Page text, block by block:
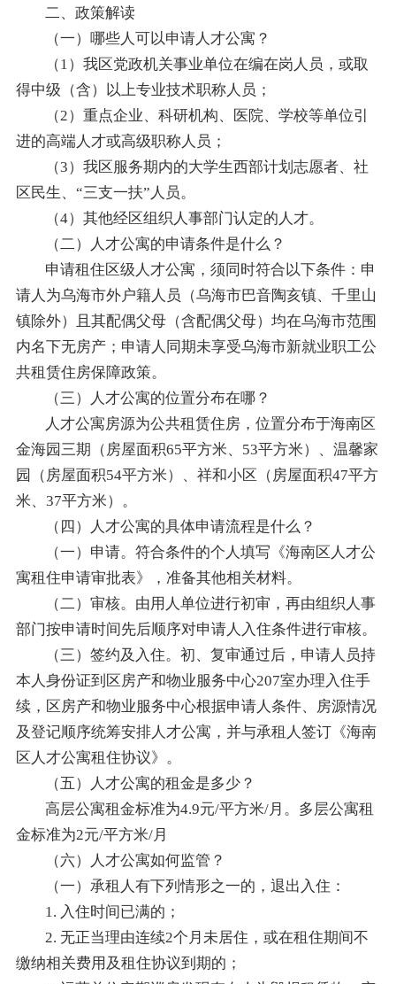
二、政策解读
（一）哪些人可以申请人才公寓？
（1）我区党政机关事业单位在编在岗人员，或取
得中级（含）以上专业技术职称人员；
（2）重点企业、科研机构、医院、学校等单位引
进的高端人才或高级职称人员；
（3）我区服务期内的大学生西部计划志愿者、社
区民生、“三支一扶”人员。
（4）其他经区组织人事部门认定的人才。
（二）人才公寓的申请条件是什么？
申请租住区级人才公寓，须同时符合以下条件：申
请人为乌海市外户籍人员（乌海市巴音陶亥镇、千里山
镇除外）且其配偶父母（含配偶父母）均在乌海市范围
内名下无房产；申请人同期未享受乌海市新就业职工公
共租赁住房保障政策。
（三）人才公寓的位置分布在哪？
人才公寓房源为公共租赁住房，位置分布于海南区
金海园三期（房屋面积65平方米、53平方米）、温馨家
园（房屋面积54平方米）、祥和小区（房屋面积47平方
米、37平方米）。
（四）人才公寓的具体申请流程是什么？
（一）申请。符合条件的个人填写《海南区人才公
寓租住申请审批表》，准备其他相关材料。
（二）审核。由用人单位进行初审，再由组织人事
部门按申请时间先后顺序对申请人入住条件进行审核。
（三）签约及入住。初、复审通过后，申请人员持
本人身份证到区房产和物业服务中心207室办理入住手
续，区房产和物业服务中心根据申请人条件、房源情况
及登记顺序统筹安排人才公寓，并与承租人签订《海南
区人才公寓租住协议》。
（五）人才公寓的租金是多少？
高层公寓租金标准为4.9元/平方米/月。多层公寓租
金标准为2元/平方米/月
（六）人才公寓如何监管？
（一）承租人有下列情形之一的，退出入住：
1. 入住时间已满的；
2. 无正当理由连续2个月未居住，或在租住期间不
缴纳相关费用及租住协议到期的；